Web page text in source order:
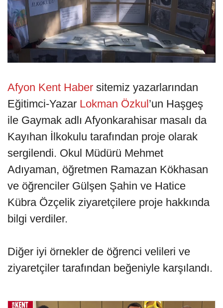
Afyon Kent Haber sitemiz yazarlarından
Eğitimci-Yazar Lokman Özkul’un Haşgeş
ile Gaymak adlı Afyonkarahisar masalı da
Kayıhan İlkokulu tarafından proje olarak
sergilendi. Okul Müdürü Mehmet
Adıyaman, öğretmen Ramazan Kökhasan
ve öğrenciler Gülşen Şahin ve Hatice
Kübra Özçelik ziyaretçilere proje hakkında
bilgi verdiler.
Diğer iyi örnekler de öğrenci velileri ve
ziyaretçiler tarafından beğeniyle karşılandı.